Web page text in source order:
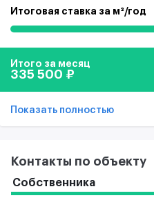
Итоговая ставка за м²/год
Итого за месяц
335 500 ₽
Показать полностью
Контакты по объекту
Собственника